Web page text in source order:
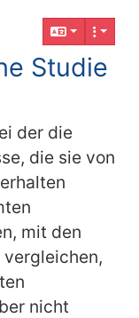
Studie
der die
die sie von
mit den
vergleichen,
nicht